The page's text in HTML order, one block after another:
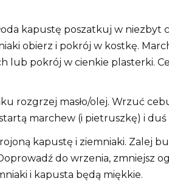
kapustę poszatkuj w niezbyt
obierz i pokrój w kostkę.
lub pokrój w cienkie plasterki.
rozgrzej masło/olej. Wrzuć
marchew (i pietruszkę) i duś
kapustę i ziemniaki. Zalej
do wrzenia, zmniejsz
i kapusta będą miękkie.